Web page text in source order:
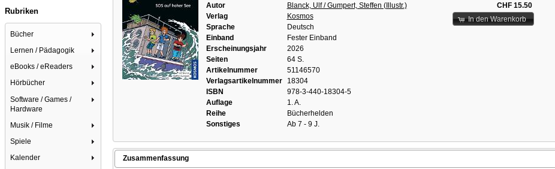
Rubriken
Bücher
Lernen / Pädagogik
eBooks / eReaders
Hörbücher
Software / Games /
Hardware
Musik / Filme
Spiele
Kalender
Autor
Blanck, Ulf / Gumpert, Steffen (Illustr.)
Verlag
Kosmos
Sprache
Deutsch
Einband
Fester Einband
Erscheinungsjahr
2026
Seiten
64 S.
Artikelnummer
51146570
Verlagsartikelnummer
18304
ISBN
978-3-440-18304-5
Auflage
1. A.
Reihe
Bücherhelden
Sonstiges
Ab 7 - 9 J.
CHF 15.50
In den Warenkorb
Zusammenfassung